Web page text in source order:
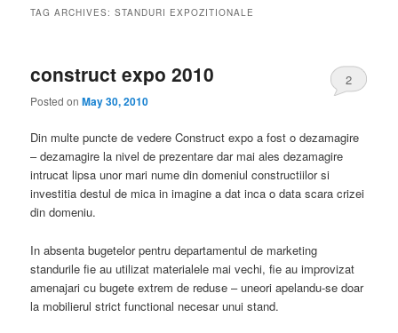
TAG ARCHIVES:STANDURI EXPOZITIONALE
construct expo 2010
Posted onMay 30, 2010
2
Din multe puncte de vedere Construct expo a fost o dezamagire
– dezamagire la nivel de prezentare dar mai ales dezamagire
intrucat lipsa unor mari nume din domeniul constructiilor si
investitia destul de mica in imagine a dat inca o data scara crizei
din domeniu.
In absenta bugetelor pentru departamentul de marketing
standurile fie au utilizat materialele mai vechi, fie au improvizat
amenajari cu bugete extrem de reduse – uneori apelandu-se doar
la mobilierul strict functional necesar unui stand.